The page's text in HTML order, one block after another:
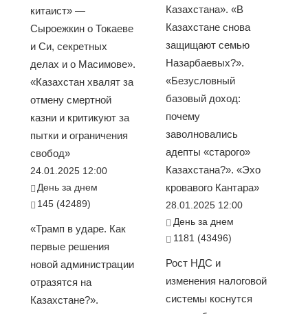
китаист» —
Сыроежкин о Токаеве
и Си, секретных
делах и о Масимове».
«Казахстан хвалят за
отмену смертной
казни и критикуют за
пытки и ограничения
свобод»
24.01.2025 12:00
День за днем
145 (42489)
«Трамп в ударе. Как
первые решения
новой администрации
отразятся на
Казахстане?».
Казахстана». «В
Казахстане снова
защищают семью
Назарбаевых?».
«Безусловный
базовый доход:
почему
заволновались
адепты «старого»
Казахстана?». «Эхо
кровавого Кантара»
28.01.2025 12:00
День за днем
1181 (43496)
Рост НДС и
изменения налоговой
системы коснутся